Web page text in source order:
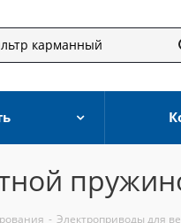
- Электроприводы для